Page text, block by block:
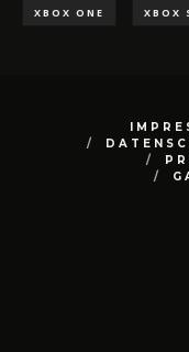
XBOX ONE XBOX